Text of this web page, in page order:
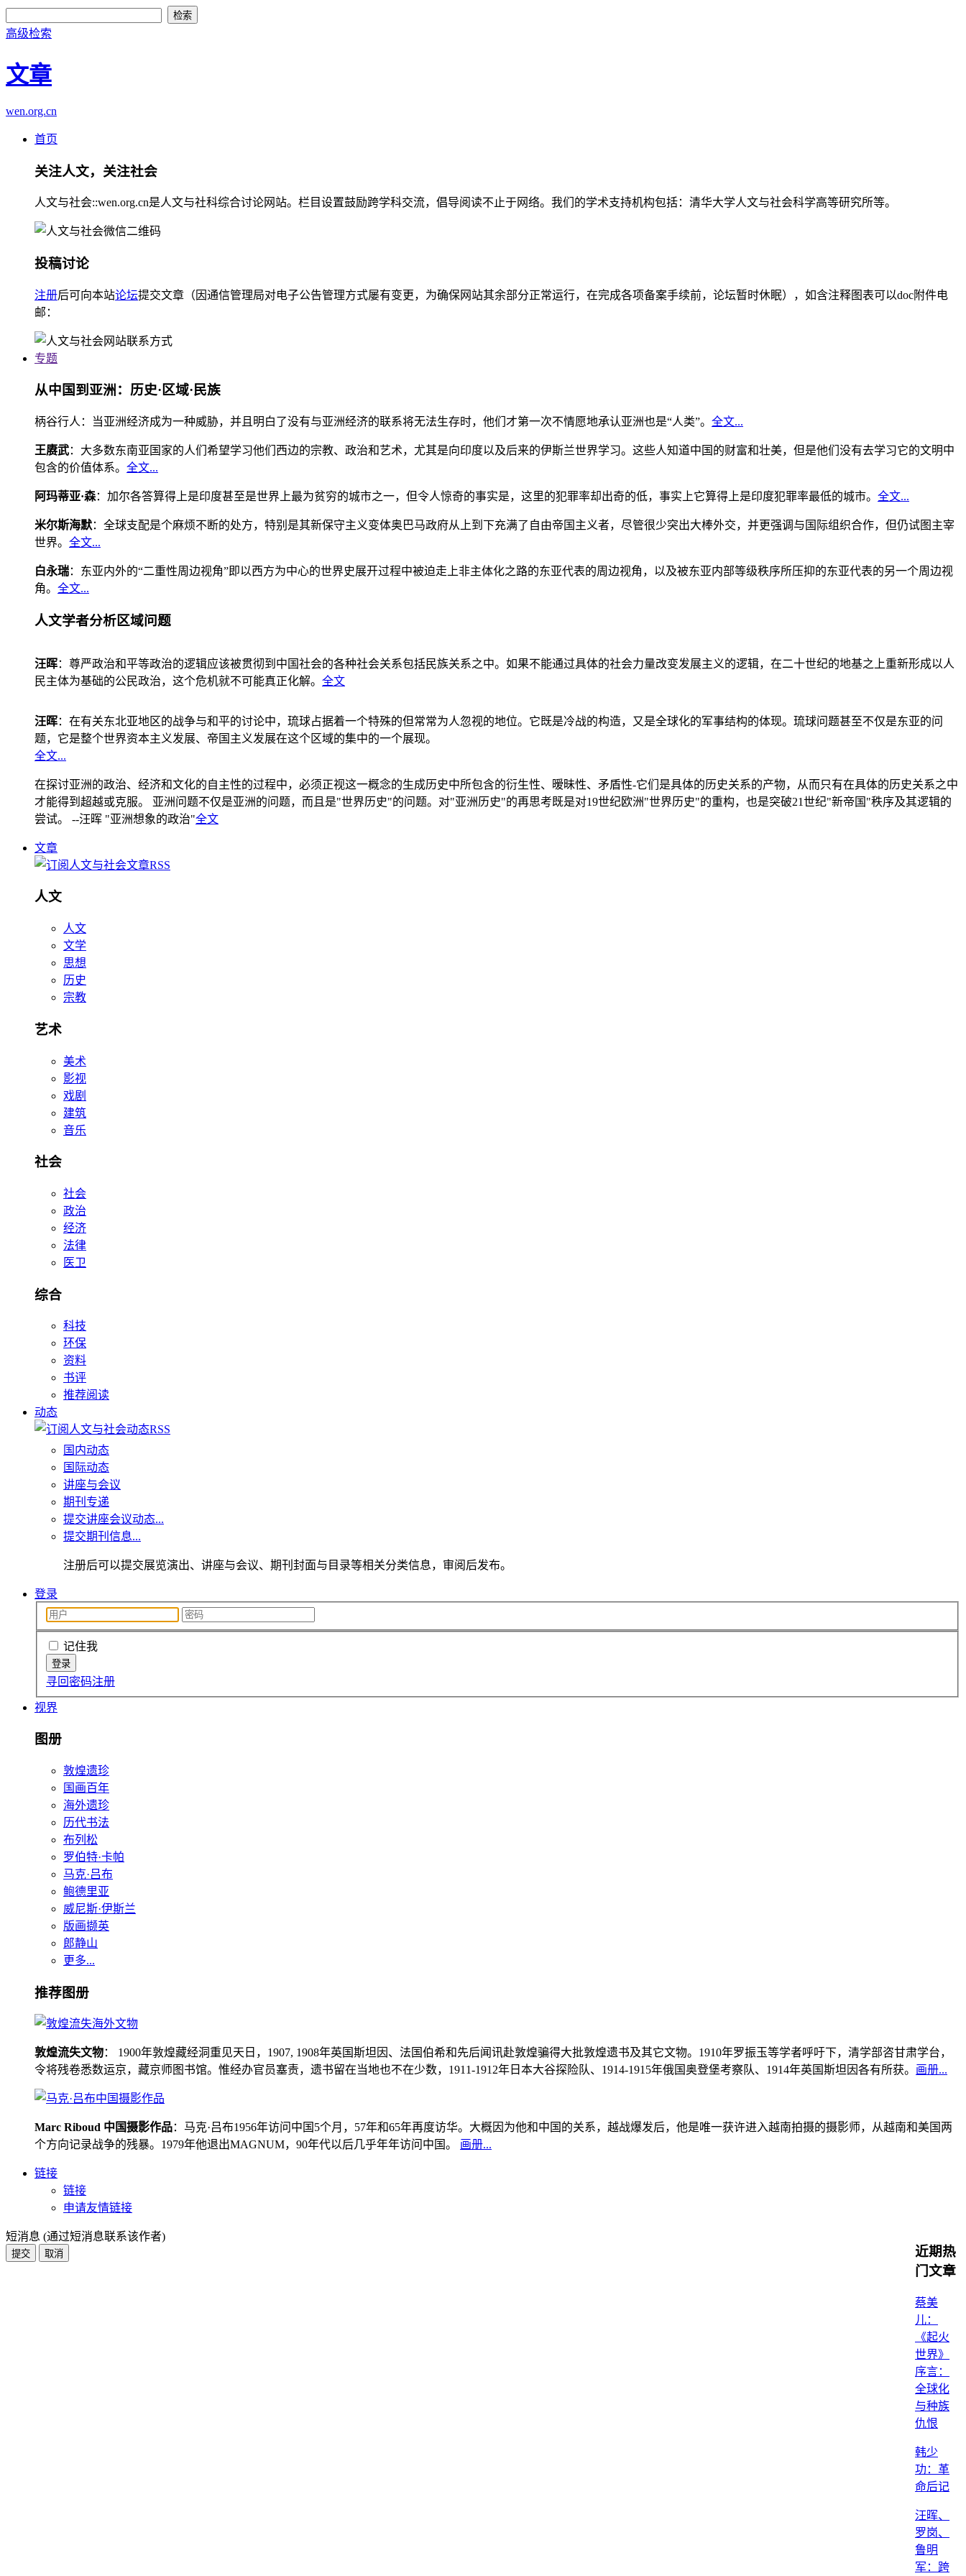
高级检索
文章
wen.org.cn
首页
关注人文，关注社会
人文与社会::wen.org.cn是人文与社科综合讨论网站。栏目设置鼓励跨学科交流，倡导阅读不止于网络。我们的学术支持机构包括：清华大学人文与社会科学高等研究所等。
投稿讨论
注册后可向本站论坛提交文章（因通信管理局对电子公告管理方式屡有变更，为确保网站其余部分正常运行，在完成各项备案手续前，论坛暂时休眠），如含注释图表可以doc附件电
邮：
专题
从中国到亚洲：历史·区域·民族
柄谷行人：当亚洲经济成为一种威胁，并且明白了没有与亚洲经济的联系将无法生存时，他们才第一次不情愿地承认亚洲也是“人类”。 全文...
王赓武：大多数东南亚国家的人们希望学习他们西边的宗教、政治和艺术，尤其是向印度以及后来的伊斯兰世界学习。这些人知道中国的财富和壮美，但是他们没有去学习它的文明中
包含的价值体系。 全文...
阿玛蒂亚·森：加尔各答算得上是印度甚至是世界上最为贫穷的城市之一，但令人惊奇的事实是，这里的犯罪率却出奇的低，事实上它算得上是印度犯罪率最低的城市。 全文...
米尔斯海默：全球支配是个麻烦不断的处方，特别是其新保守主义变体奥巴马政府从上到下充满了自由帝国主义者，尽管很少突出大棒外交，并更强调与国际组织合作，但仍试图主宰
世界。 全文...
白永瑞：东亚内外的“二重性周边视角”即以西方为中心的世界史展开过程中被迫走上非主体化之路的东亚代表的周边视角，以及被东亚内部等级秩序所压抑的东亚代表的另一个周边视
角。 全文...
人文学者分析区域问题
汪晖：尊严政治和平等政治的逻辑应该被贯彻到中国社会的各种社会关系包括民族关系之中。如果不能通过具体的社会力量改变发展主义的逻辑，在二十世纪的地基之上重新形成以人
民主体为基础的公民政治，这个危机就不可能真正化解。 全文
汪晖：在有关东北亚地区的战争与和平的讨论中，琉球占据着一个特殊的但常常为人忽视的地位。它既是冷战的构造，又是全球化的军事结构的体现。琉球问题甚至不仅是东亚的问
题，它是整个世界资本主义发展、帝国主义发展在这个区域的集中的一个展现。
全文...
在探讨亚洲的政治、经济和文化的自主性的过程中，必须正视这一概念的生成历史中所包含的衍生性、暧昧性、矛盾性-它们是具体的历史关系的产物，从而只有在具体的历史关系之中
才能得到超越或克服。 亚洲问题不仅是亚洲的问题，而且是"世界历史"的问题。对"亚洲历史"的再思考既是对19世纪欧洲"世界历史"的重构，也是突破21世纪"新帝国"秩序及其逻辑的
尝试。 --汪晖 "亚洲想象的政治"全文
文章
人文
人文
文学
思想
历史
宗教
艺术
美术
影视
戏剧
建筑
音乐
社会
社会
政治
经济
法律
医卫
综合
科技
环保
资料
书评
推荐阅读
动态
国内动态
国际动态
讲座与会议
期刊专递
提交讲座会议动态...
提交期刊信息...
注册后可以提交展览演出、讲座与会议、期刊封面与目录等相关分类信息，审阅后发布。
登录
记住我
寻回密码注册
视界
图册
敦煌遗珍
国画百年
海外遗珍
历代书法
布列松
罗伯特·卡帕
马克·吕布
鲍德里亚
威尼斯·伊斯兰
版画撷英
郎静山
更多...
推荐图册
敦煌流失文物： 1900年敦煌藏经洞重见天日，1907, 1908年英国斯坦因、法国伯希和先后闻讯赴敦煌骗得大批敦煌遗书及其它文物。1910年罗振玉等学者呼吁下，清学部咨甘肃学台，
令将残卷悉数运京，藏京师图书馆。惟经办官员塞责，遗书留在当地也不在少数，1911-1912年日本大谷探险队、1914-1915年俄国奥登堡考察队、1914年英国斯坦因各有所获。 画册...
Marc Riboud 中国摄影作品：马克·吕布1956年访问中国5个月，57年和65年再度访华。大概因为他和中国的关系，越战爆发后，他是唯一获许进入越南拍摄的摄影师，从越南和美国两
个方向记录战争的残暴。1979年他退出MAGNUM，90年代以后几乎年年访问中国。 画册...
链接
链接
申请友情链接
短消息 (通过短消息联系该作者)
近期热
门文章
蔡美
儿：
《起火
世界》
序言：
全球化
与种族
仇恨
韩少
功：革
命后记
汪晖、
罗岗、
鲁明
军：跨